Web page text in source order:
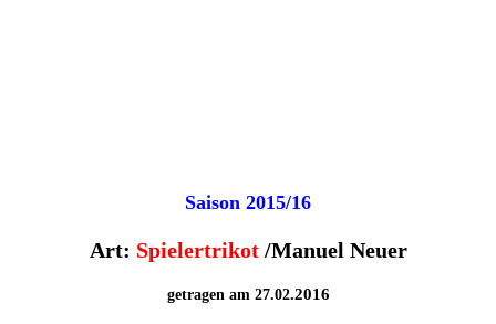
Saison 2015/16
Art: Spielertrikot/Manuel Neuer
getragen am 27.02.2016